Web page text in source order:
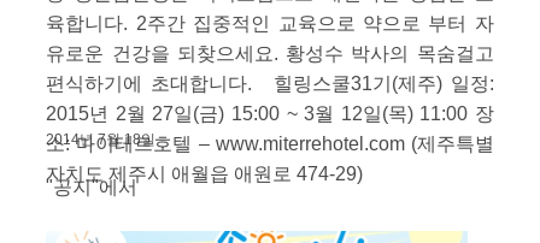
육합니다. 2주간 집중적인 교육으로 약으로 부터 자
유로운 건강을 되찾으세요. 황성수 박사의 목숨걸고
편식하기에 초대합니다. 힐링스쿨31기(제주) 일정:
2015년 2월 27일(금) 15:00 ~ 3월 12일(목) 11:00 장
소: 마이테르호텔 – www.miterrehotel.com (제주특별
자치도 제주시 애월읍 애원로 474-29)
2014년 7월 18일
"공지"에서